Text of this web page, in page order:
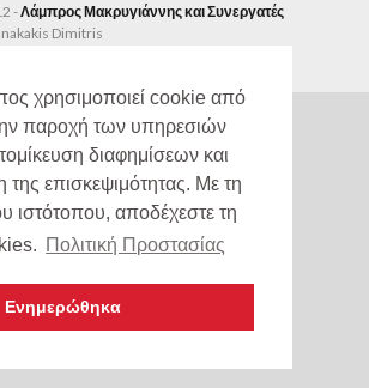
χρησιμοποιεί cookie από
παροχή των υπηρεσιών
διαφημίσεων και
της επισκεψιμότητας. Με τη
ιστότοπου, αποδέχεστε τη
Πολιτική Προστασίας
Ενημερώθηκα
-Λάμπρος Μακρυγιάννης και Συνεργατές
Dimitris